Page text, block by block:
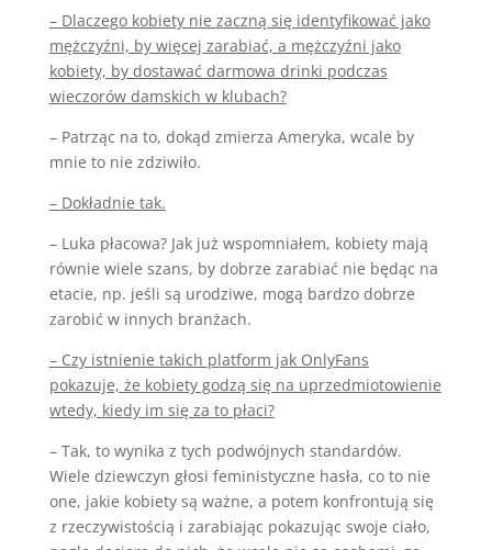
– Dlaczego kobiety nie zaczną się identyfikować jako
mężczyźni, by więcej zarabiać, a mężczyźni jako
kobiety, by dostawać darmowa drinki podczas
wieczorów damskich w klubach?
– Patrząc na to, dokąd zmierza Ameryka, wcale by
mnie to nie zdziwiło.
– Dokładnie tak.
– Luka płacowa? Jak już wspomniałem, kobiety mają
równie wiele szans, by dobrze zarabiać nie będąc na
etacie, np. jeśli są urodziwe, mogą bardzo dobrze
zarobić w innych branżach.
– Czy istnienie takich platform jak OnlyFans
pokazuje, że kobiety godzą się na uprzedmiotowienie
wtedy, kiedy im się za to płaci?
– Tak, to wynika z tych podwójnych standardów.
Wiele dziewczyn głosi feministyczne hasła, co to nie
one, jakie kobiety są ważne, a potem konfrontują się
z rzeczywistością i zarabiając pokazując swoje ciało,